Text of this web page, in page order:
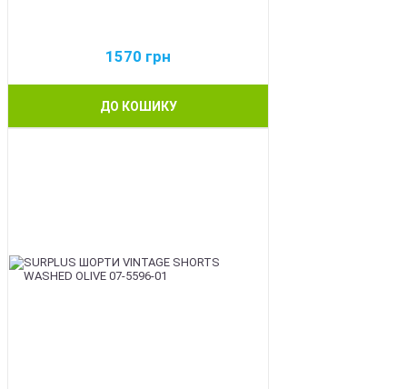
1570 грн
ДО КОШИКУ